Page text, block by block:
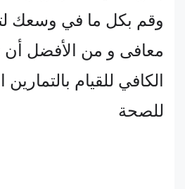
وقم بكل ما في وسعك
معافى و من الأفضل
الكافي للقيام
للصحة